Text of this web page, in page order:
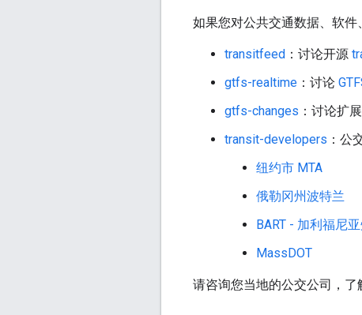
如果您对公共交通数据、软件
transitfeed ：讨论开源
gtfs-realtime ：讨论
gtfs-changes ：讨论扩
transit-developers ：公
纽约市 MTA
俄勒冈州波特兰
BART - 加利福尼
MassDOT
请咨询您当地的公交公司，了